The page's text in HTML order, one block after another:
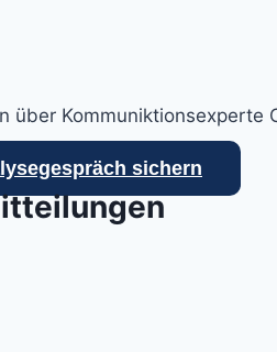
über Kommuniktionsexperte
sichern